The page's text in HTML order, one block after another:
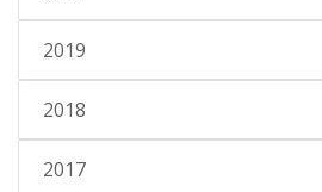
2019
2018
2017